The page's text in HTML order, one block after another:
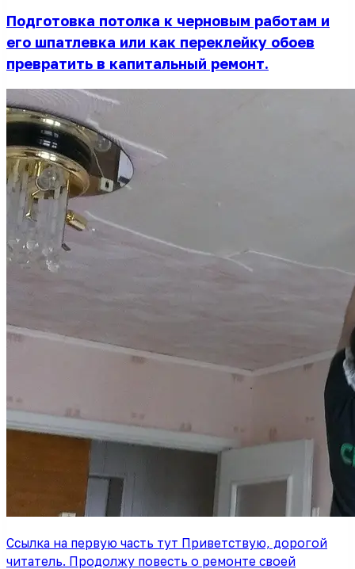
Подготовка потолка к черновым работам и
его шпатлевка или как переклейку обоев
превратить в капитальный ремонт.
Ссылка на первую часть тут Приветствую, дорогой
читатель. Продолжу повесть о ремонте своей